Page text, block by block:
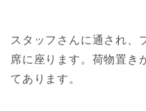
スタッフさんに通され、
席に座ります。荷物置き
てあります。